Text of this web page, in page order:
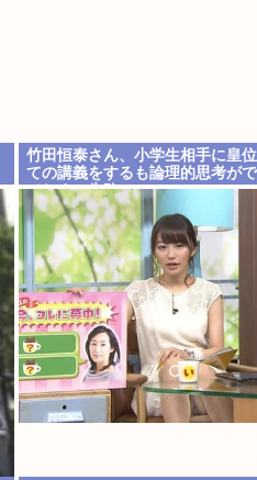
竹田恒泰さん、小学生相手に皇
ての講義をするも論理的思考が
てしまい失敗